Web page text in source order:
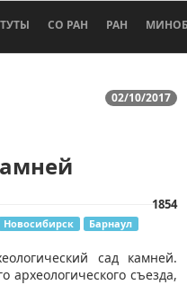
СО РАН РАН
02/10/2017
1854
Новосибирск Барнаул
сад камней.
археологического съезда,